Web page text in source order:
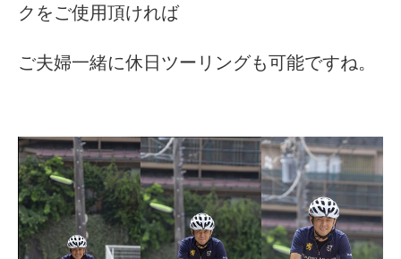
クをご使用頂ければ
ご夫婦一緒に休日ツーリングも可能ですね。